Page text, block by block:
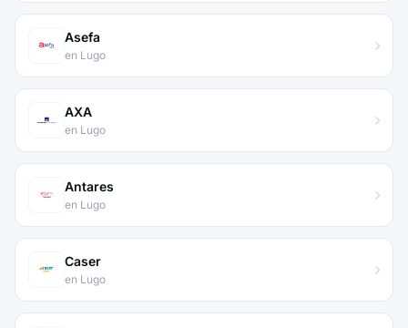
Asefa
en Lugo
AXA
en Lugo
Antares
en Lugo
Caser
en Lugo